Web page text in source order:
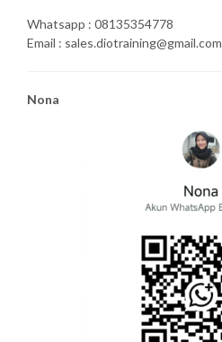
Whatsapp : 08135354778
Email : sales.diotraining@gmail.com
Nona